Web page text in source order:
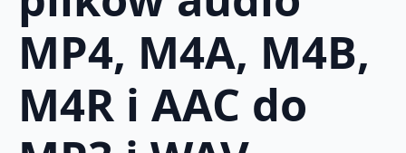
MP4, M4A, M4B,
M4R i AAC do